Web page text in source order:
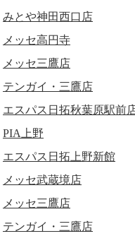
みとや神田西口店
メッセ高円寺
メッセ三鷹店
テンガイ・三鷹店
エスパス日拓秋葉原駅前
PIA上野
エスパス日拓上野新館
メッセ武蔵境店
メッセ三鷹店
テンガイ・三鷹店